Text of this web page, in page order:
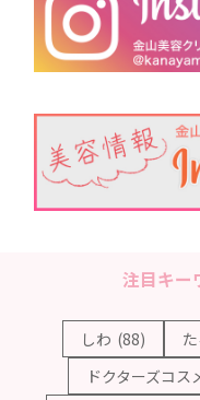
注目キー
しわ (88)
ドクターズコス